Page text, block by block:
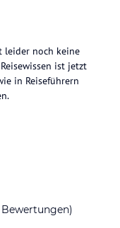
leider noch keine
ist jetzt
in Reiseführern
Bewertungen)